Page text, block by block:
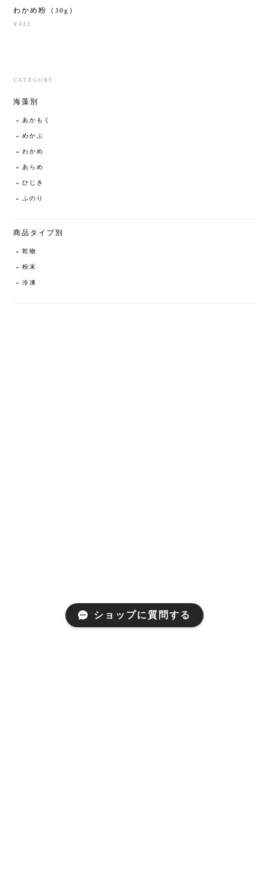
わかめ粉（30g）
¥432
CATEGORY
海藻別
あかもく
めかぶ
わかめ
あらめ
ひじき
ふのり
商品タイプ別
乾物
粉末
冷凍
ショップに質問する